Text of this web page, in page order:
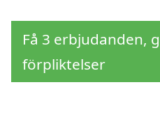
Få 3 erbjudanden,
förpliktelser